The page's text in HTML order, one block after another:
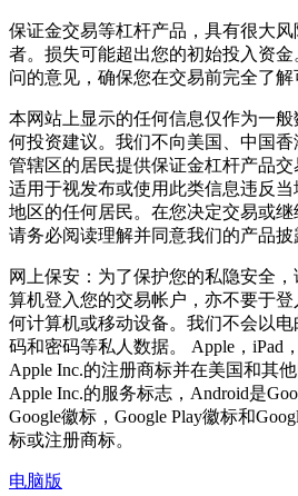
保证金交易等杠杆产品，具有很大
者。损失可能超出您的初始投入资
问的意见，确保您在交易前完全了解
本网站上显示的任何信息仅作为一
何投资建议。我们不向美国、中国
管辖区的居民提供保证金杠杆产品
适用于视发布或使用此类信息违反
地区的任何居民。在您决定交易或继
请务必阅读理解并同意我们的产品披
网上保安：为了保护您的私隐安全
算机登入您的交易帐户，亦不要于
何计算机或移动设备。我们不会以
码和密码等私人数据。 Apple，iPad
Apple Inc.的注册商标并在美国和其
Apple Inc.的服务标志，Android是
Google徽标，Google Play徽标和
标或注册商标。
电脑版